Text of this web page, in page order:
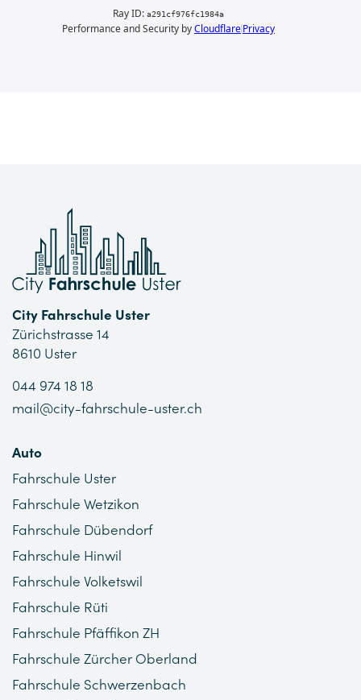
City Fahrschule Uster
Zürichstrasse 14
8610 Uster
044 974 18 18
mail@city-fahrschule-uster.ch
Auto
Fahrschule Uster
Fahrschule Wetzikon
Fahrschule Dübendorf
Fahrschule Hinwil
Fahrschule Volketswil
Fahrschule Rüti
Fahrschule Pfäffikon ZH
Fahrschule Zürcher Oberland
Fahrschule Schwerzenbach